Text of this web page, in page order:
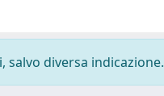
diversa indicazione.